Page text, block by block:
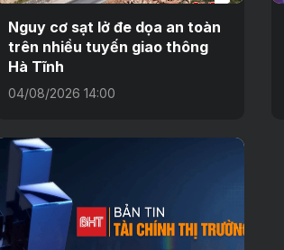
Nguy cơ sạt lở đe dọa an toàn
trên nhiều tuyến giao thông
Hà Tĩnh
04/08/2026 14:00